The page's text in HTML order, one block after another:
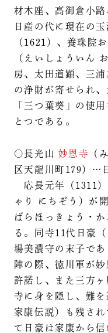
材木座、高御倉小
日産の代に現在の
（1621）、養珠院
（えいしょういん
房、太田道顕、三
の浄財が寄せられ
「三つ葉葵」の使
とつである。
○長光山 妙恩寺
（
区天龍川町179）…
応長元年（1311）
ゃり にちぞう）が
ばらほっきょう・
る。同寺11代日豪
場美濃守の末子で
陣の際、徳川軍が
許諾し、また三方
寺に身を隠し、難
家康伝説）も残さ
て日豪は家康から